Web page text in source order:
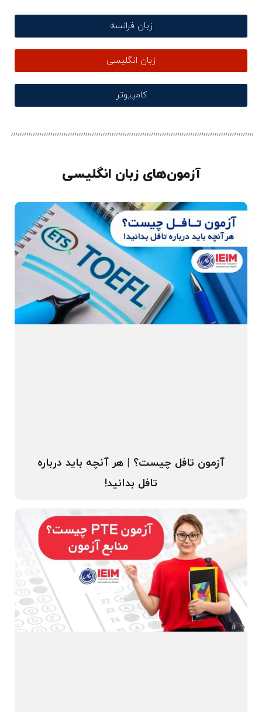
زبان فرانسه
زبان انگلیسی
کامپیوتر
آزمون‌های زبان انگلیسی
آزمون تافل چیست؟ | هر آنچه باید درباره
تافل بدانید!